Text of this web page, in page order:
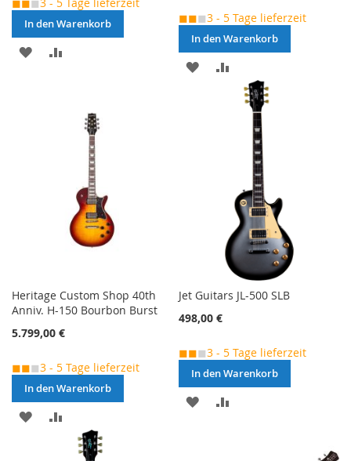
In den Warenkorb
MERKEN
◼◼◼3 - 5 Tage lieferzeit
In den Warenkorb
MERKEN
VERGLEICHSLISTE
HINZUFÜGEN
Heritage Custom Shop 40th
Anniv. H-150 Bourbon Burst
5.799,00 €
◼◼◼3 - 5 Tage lieferzeit
In den Warenkorb
MERKEN
VERGLEICHSLISTE
Jet Guitars JL-500 SLB
498,00 €
◼◼◼3 - 5 Tage lieferzeit
In den Warenkorb
MERKEN